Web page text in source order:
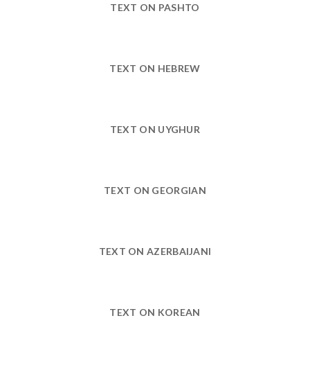
TEXT ON PASHTO
TEXT ON HEBREW
TEXT ON UYGHUR
TEXT ON GEORGIAN
TEXT ON AZERBAIJANI
TEXT ON KOREAN